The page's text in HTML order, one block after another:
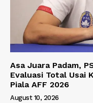
Asa Juara Padam,
Evaluasi Total Usai
Piala AFF 2026
August 10, 2026